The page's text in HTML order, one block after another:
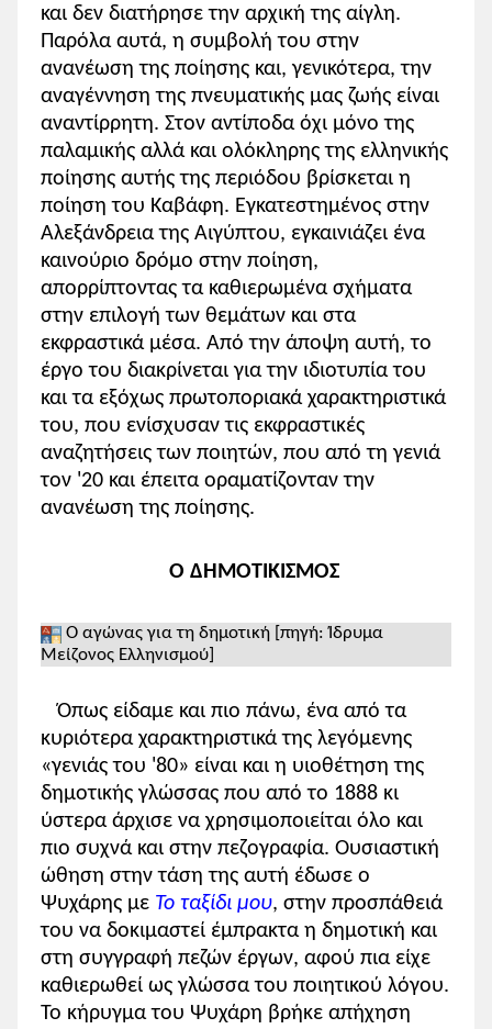
και δεν διατήρησε την αρχική της αίγλη.
Παρόλα αυτά, η συμβολή του στην
ανανέωση της ποίησης και, γενικότερα, την
αναγέννηση της πνευματικής μας ζωής είναι
αναντίρρητη. Στον αντίποδα όχι μόνο της
παλαμικής αλλά και ολόκληρης της ελληνικής
ποίησης αυτής της περιόδου βρίσκεται η
ποίηση του Καβάφη. Εγκατεστημένος στην
Αλεξάνδρεια της Αιγύπτου, εγκαινιάζει ένα
καινούριο δρόμο στην ποίηση,
απορρίπτοντας τα καθιερωμένα σχήματα
στην επιλογή των θεμάτων και στα
εκφραστικά μέσα. Από την άποψη αυτή, το
έργο του διακρίνεται για την ιδιοτυπία του
και τα εξόχως πρωτοποριακά χαρακτηριστικά
του, που ενίσχυσαν τις εκφραστικές
αναζητήσεις των ποιητών, που από τη γενιά
τον '20 και έπειτα οραματίζονταν την
ανανέωση της ποίησης.
Ο ΔΗΜΟΤΙΚΙΣΜΟΣ
Ο αγώνας για τη δημοτική [πηγή: Ίδρυμα
Μείζονος Ελληνισμού]
Όπως είδαμε και πιο πάνω, ένα από τα
κυριότερα χαρακτηριστικά της λεγόμενης
«γενιάς του '80» είναι και η υιοθέτηση της
δημοτικής γλώσσας που από το 1888 κι
ύστερα άρχισε να χρησιμοποιείται όλο και
πιο συχνά και στην πεζογραφία. Ουσιαστική
ώθηση στην τάση της αυτή έδωσε ο
Ψυχάρης με Το ταξίδι μου, στην προσπάθειά
του να δοκιμαστεί έμπρακτα η δημοτική και
στη συγγραφή πεζών έργων, αφού πια είχε
καθιερωθεί ως γλώσσα του ποιητικού λόγου.
Το κήρυγμα του Ψυχάρη βρήκε απήχηση